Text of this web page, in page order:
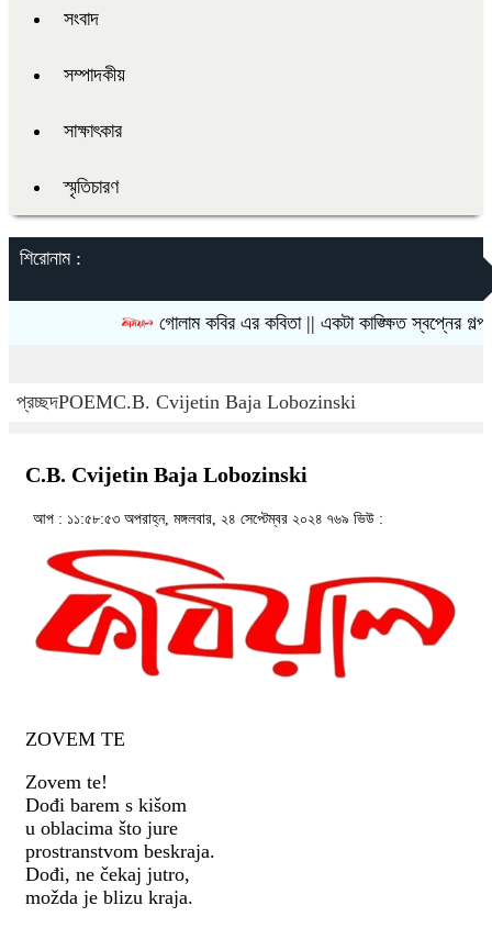
সংবাদ
সম্পাদকীয়
সাক্ষাৎকার
স্মৃতিচারণ
শিরোনাম :
গোলাম কবির এর কবিতা || একটা কাঙ্ক্ষিত স্বপ্নের গল্প
প্রচ্ছদPOEMC.B. Cvijetin Baja Lobozinski
C.B. Cvijetin Baja Lobozinski
আপ : ১১:৫৮:৫৩ অপরাহ্ন, মঙ্গলবার, ২৪ সেপ্টেম্বর ২০২৪ ৭৬৯ ভিউ :
ZOVEM TE
Zovem te!
Dođi barem s kišom
u oblacima što jure
prostranstvom beskraja.
Dođi, ne čekaj jutro,
možda je blizu kraja.